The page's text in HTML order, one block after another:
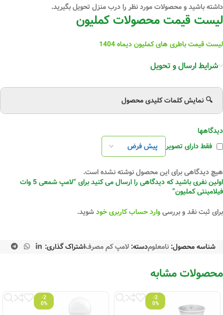
داشته باشید و محصولات مورد نظر را درب منزل تحویل بگیرید.
لیست قیمت محصولات کملیون
لیست قیمت باطری های کملیون دیماه 1404
شرایط ارسال و تحویل
🔍 نمایش کلمات کلیدی محصول
دیدگاهها
فقط دارای تصویر
هیچ دیدگاهی برای این محصول نوشته نشده است.
اولین نفری باشید که دیدگاهی را ارسال می کنید برای “لامپ شمعی 5 وات
فیلامینتی کملیون”
برای ثبت نقد و بررسیوارد حساب کاربری خودشوید.
شناسه محصول:نامعلومدسته: لامپ کم مصرفاشتراک گذاری:
محصولات مشابه
-2
0%
-2
0%